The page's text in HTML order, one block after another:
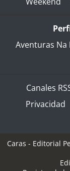
Aventuras Na
Canales
Privacidad
Caras - Editorial